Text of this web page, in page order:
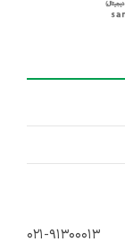
۰۲۱-۹۱۳۰۰۰۱۳